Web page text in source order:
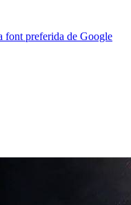
font preferida de Google